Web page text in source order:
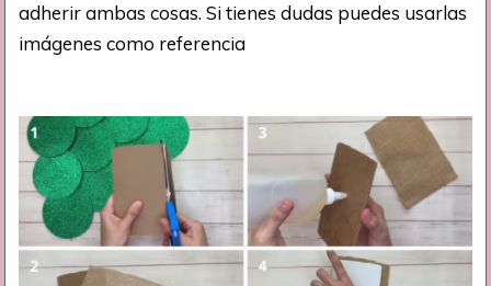
adherir ambas cosas. Si tienes dudas puedes usarlas
imágenes como referencia